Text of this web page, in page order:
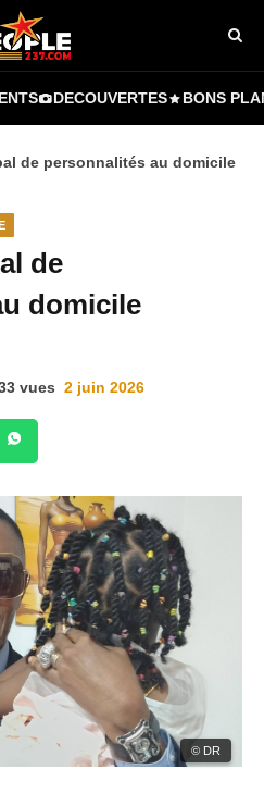
DECOUVERTES BONS
de personnalités au domicile
de
domicile
vues 2 juin 2026
© DR